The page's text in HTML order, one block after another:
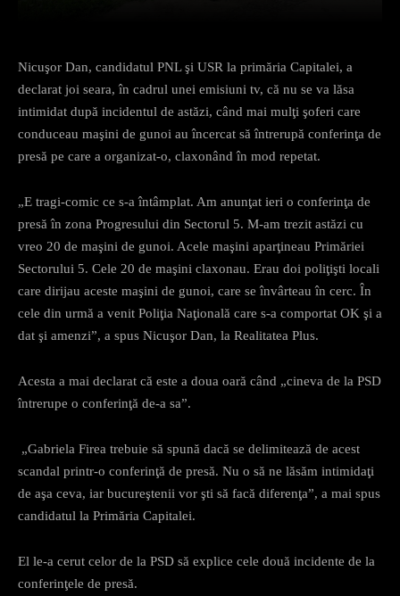
Nicuşor Dan, candidatul PNL şi USR la primăria Capitalei, a
declarat joi seara, în cadrul unei emisiuni tv, că nu se va lăsa
intimidat după incidentul de astăzi, când mai mulţi şoferi care
conduceau maşini de gunoi au încercat să întrerupă conferinţa de
presă pe care a organizat-o, claxonând în mod repetat.
„E tragi-comic ce s-a întâmplat. Am anunţat ieri o conferinţa de
presă în zona Progresului din Sectorul 5. M-am trezit astăzi cu
vreo 20 de maşini de gunoi. Acele maşini aparţineau Primăriei
Sectorului 5. Cele 20 de maşini claxonau. Erau doi poliţişti locali
care dirijau aceste maşini de gunoi, care se învârteau în cerc. În
cele din urmă a venit Poliţia Naţională care s-a comportat OK şi a
dat şi amenzi”, a spus Nicuşor Dan, la Realitatea Plus.
Acesta a mai declarat că este a doua oară când „cineva de la PSD
întrerupe o conferinţă de-a sa”.
„Gabriela Firea trebuie să spună dacă se delimitează de acest
scandal printr-o conferinţă de presă. Nu o să ne lăsăm intimidaţi
de aşa ceva, iar bucureştenii vor şti să facă diferenţa”, a mai spus
candidatul la Primăria Capitalei.
El le-a cerut celor de la PSD să explice cele două incidente de la
conferinţele de presă.